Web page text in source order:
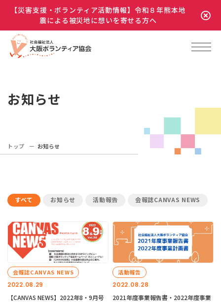
【災害支援・ボランティア活動情報】令和８年熊本地
震による被災地に想いを寄せる方へ
お知らせ
トップ お知らせ
すべて お知らせ 活動報告 会報誌CANVAS NEWS
2022.08.29
会報誌CANVAS NEWS
【CANVAS NEWS】2022年8・9月号
2022.08.28
活動報告
2021年度事業報告書・2022年度事業